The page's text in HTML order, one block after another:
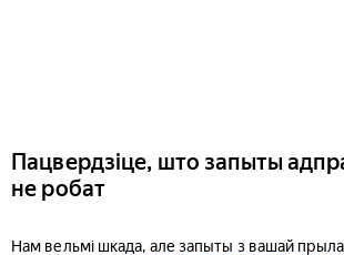
Пацвердзіце, што запыты
не робат
Нам вельмі шкада, але запыты з вашай